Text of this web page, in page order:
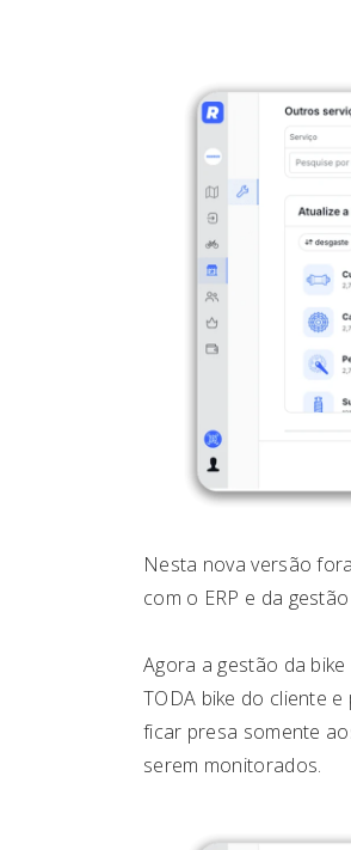
Nesta nova versão
com o ERP e da
Agora a gestão da
TODA bike do cliente
ficar presa somente
serem monitorados.